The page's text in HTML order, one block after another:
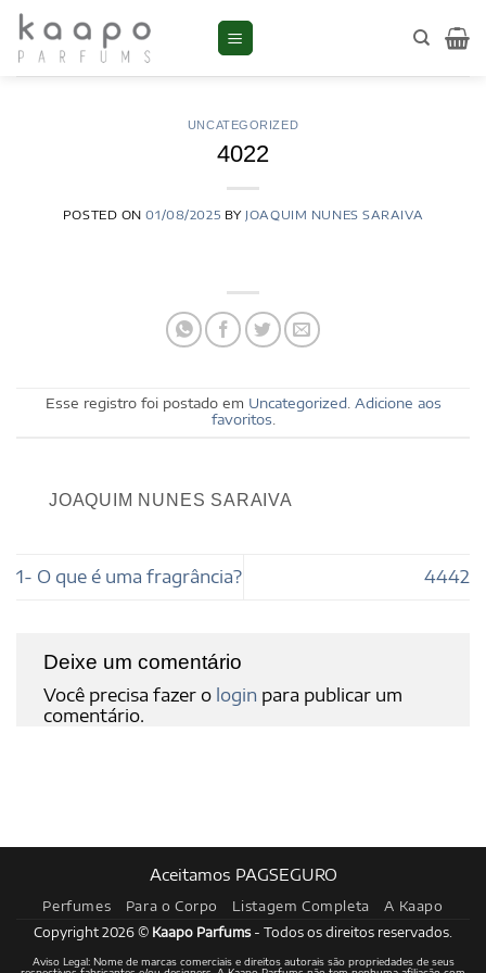
Skip
content
UNCATEGORIZED
4022
POSTED ON01/08/2025 BY JOAQUIM NUNES SARAIVA
Esse registro foi postado em Uncategorized. Adicione aos
favoritos
JOAQUIM NUNES SARAIVA
1- O que é uma fragrância? 4442
Deixe um comentário
Você precisa fazer o login para publicar um
comentário.
Aceitamos PAGSEGURO
Perfumes Para o Corpo Listagem Completa A Kaapo
Copyright 2026 © Kaapo Parfums- Todos os direitos reservados.
Aviso Legal: Nome de marcas comerciais e direitos autorais são propriedades de seus